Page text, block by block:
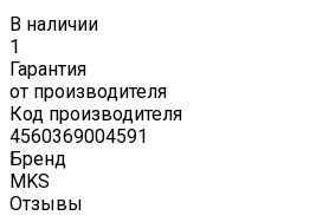
В наличии
1
Гарантия
от производителя
Код производителя
4560369004591
Бренд
MKS
Отзывы